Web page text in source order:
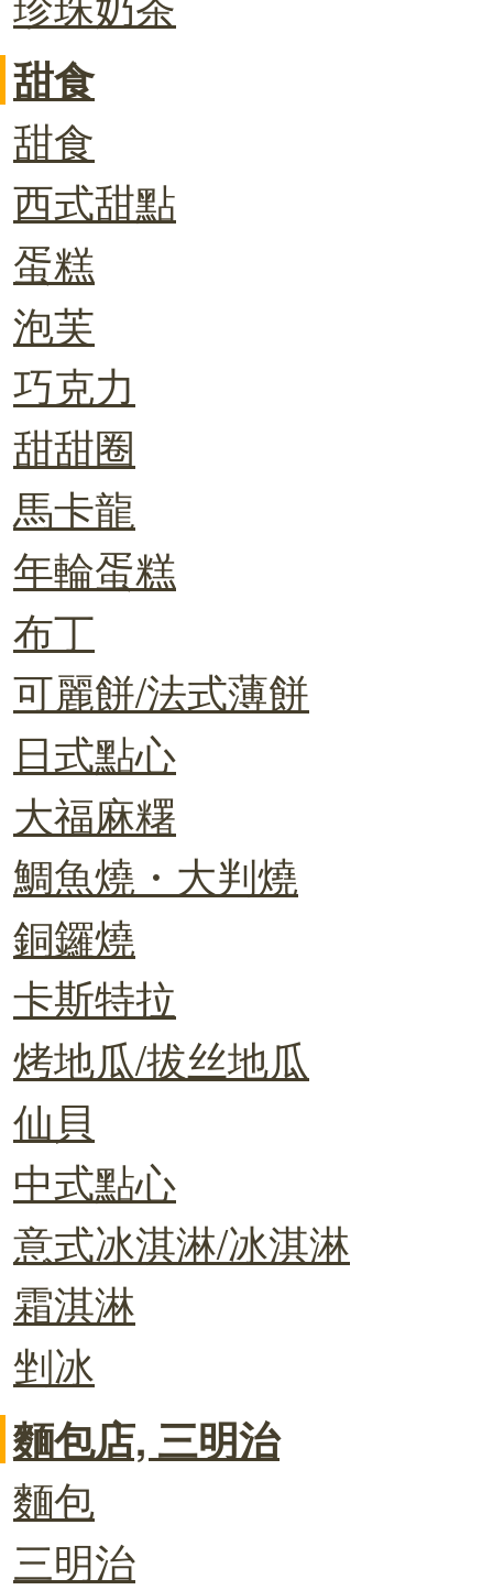
甜食
甜食
西式甜點
蛋糕
泡芙
巧克力
甜甜圈
馬卡龍
年輪蛋糕
布丁
可麗餅/法式薄餅
日式點心
大福麻糬
鯛魚燒・大判燒
銅鑼燒
卡斯特拉
烤地瓜/拔丝地瓜
仙貝
中式點心
意式冰淇淋/冰淇淋
霜淇淋
剉冰
麵包店, 三明治
麵包
三明治